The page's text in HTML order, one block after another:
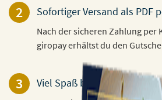
2 Sofortiger Versand als PDF
Nach der sicheren Zahlung per
giropay erhältst du den
3 Viel Spaß beim